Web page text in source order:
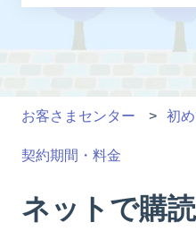
お客さまセンター 初
契約期間・料金
ネットで購